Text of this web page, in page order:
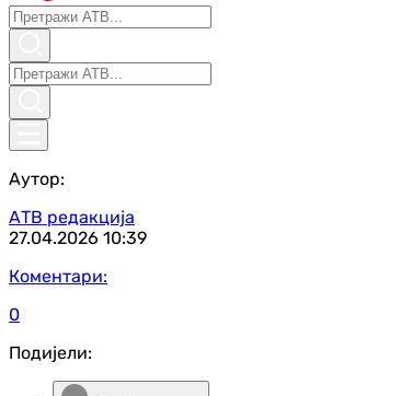
Аутор:
АТВ редакција
27.04.2026 10:39
Коментари:
0
Подијели: